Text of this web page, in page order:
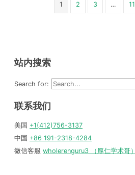
1 2 3 … 11
站内搜索
Search for:
联系我们
美国 +1(412)756-3137
中国 +86 191-2318-4284
微信客服 wholerenguru3 （厚仁学术哥）